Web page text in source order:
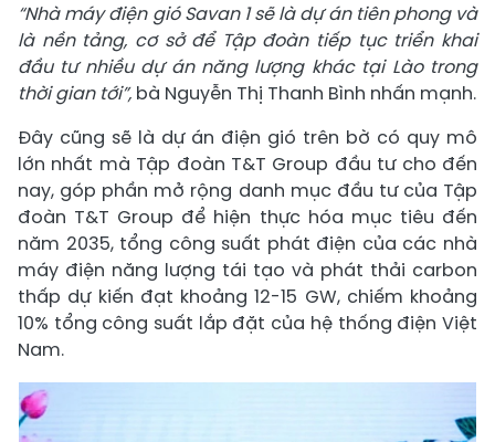
“Nhà máy điện gió Savan 1 sẽ là dự án tiên phong và
là nền tảng, cơ sở để Tập đoàn tiếp tục triển khai
đầu tư nhiều dự án năng lượng khác tại Lào trong
thời gian tới”, bà Nguyễn Thị Thanh Bình nhấn mạnh.
Đây cũng sẽ là dự án điện gió trên bờ có quy mô
lớn nhất mà Tập đoàn T&T Group đầu tư cho đến
nay, góp phần mở rộng danh mục đầu tư của Tập
đoàn T&T Group để hiện thực hóa mục tiêu đến
năm 2035, tổng công suất phát điện của các nhà
máy điện năng lượng tái tạo và phát thải carbon
thấp dự kiến đạt khoảng 12-15 GW, chiếm khoảng
10% tổng công suất lắp đặt của hệ thống điện Việt
Nam.